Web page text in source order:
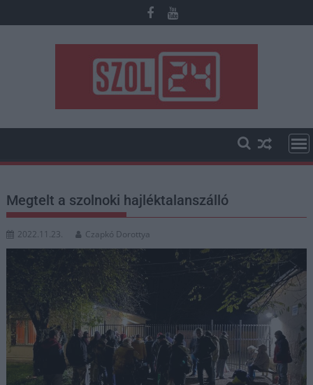
to
Megtelt a szolnoki hajléktalanszálló
2022.11.23. Czapkó Dorottya